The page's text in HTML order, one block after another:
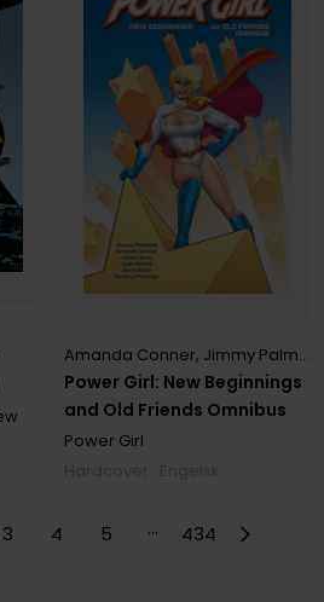
Power Girl: New Beginnings
and Old Friends Omnibus
Amanda Conner, Jimmy Palmiotti
Power Girl
3 4 5 … 434